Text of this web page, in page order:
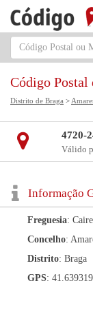
Código Postal
Distrito de Braga >
4720-
Válido
Informação
Freguesia:
Concelho:
Distrito: Braga
GPS: